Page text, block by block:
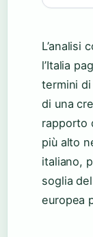
L’analisi
l’Italia
termini
di una
rapporto
più alto
italiano,
soglia
europea